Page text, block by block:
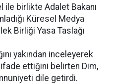
ile birlikte Adalet Bakanı
Küresel Medya
Birliği Yasa Taslağı
yakından inceleyerek
ettiğini belirten Dim,
dile getirdi.